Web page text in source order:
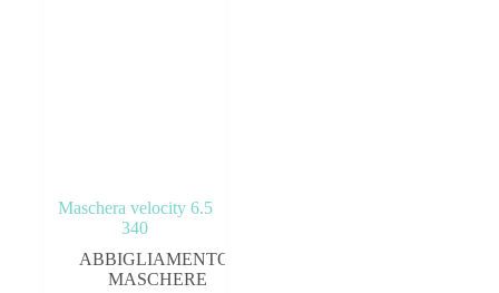
Maschera velocity 6.5
340
ABBIGLIAMENTO
MASCHERE